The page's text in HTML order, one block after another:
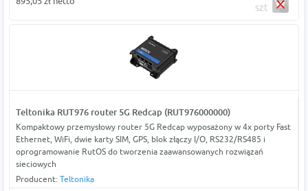
szt
Teltonika RUT976 router 5G Redcap (RUT976000000)
Kompaktowy przemysłowy router 5G Redcap wyposażony w 4x porty Fast
Ethernet, WiFi, dwie karty SIM, GPS, blok złączy I/O, RS232/RS485 i
oprogramowanie RutOS do tworzenia zaawansowanych rozwiązań
sieciowych
Producent: Teltonika